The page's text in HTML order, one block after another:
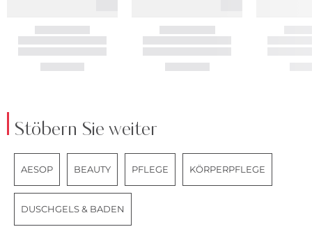
Stöbern Sie weiter
AESOP BEAUTY PFLEGE KÖRPERPFLEGE
DUSCHGELS & BADEN